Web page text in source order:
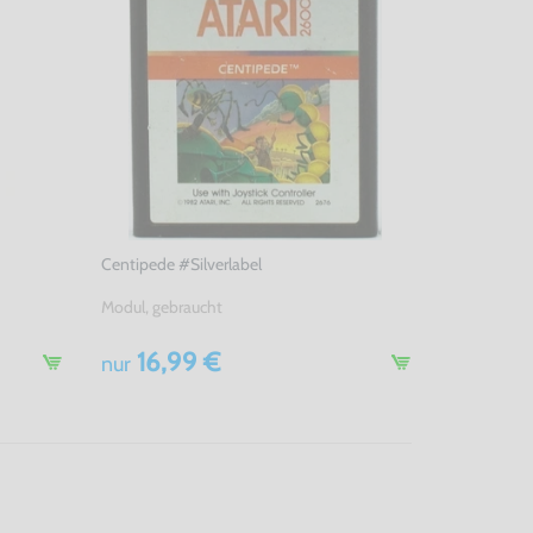
Centipede #Silverlabel
Modul, gebraucht
nur16,99 €